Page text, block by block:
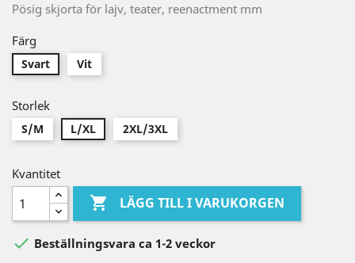
Pösig skjorta för lajv, teater, reenactment mm
Färg
Svart Vit
Storlek
S/M L/XL 2XL/3XL
Kvantitet
 LÄGG TILL I VARUKORGEN
 Beställningsvara ca 1-2 veckor